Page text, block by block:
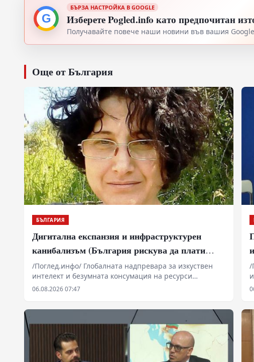
G
БЪРЗА НАСТРОЙКА В GOOGLE
Изберете Pogled.info като предпочитан
Получавайте повече наши новини във вашия
Още от България
БЪЛГАРИЯ
Дигитална експанзия и инфраструктурен
канибализъм (България рискува да плати
дигиталната трансформация на Европа с
екологична катастрофа!)
/Поглед.инфо/ Глобалната надпревара за изкуствен
интелект и безумната консумация на ресурси
изтласкват технологичните гиганти към Източна
мрежи, България се превръща в перфектната
полигонна зона за ресурсна експлоатация. Под
прикритието на „зелена трансформация“ и „високи
технологии“, местни олигарси и чужди фондове
унищожават плодородна земеделска земя,
06.08.2026 07:47
/